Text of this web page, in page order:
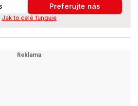
Preferujte nás
Jak to celé funguje